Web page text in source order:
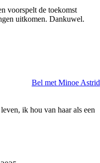
voorspelt de toekomst
uitkomen. Dankuwel.
Bel met Minoe Astrid
ik hou van haar als een